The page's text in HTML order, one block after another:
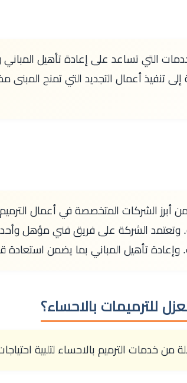
التي تساعد على إعادة تأهيل
إلى تنفيذ أعمال التجديد التي تمنح
أبرز الشركات المتخصصة في أعمال
وتعتمد الشركة على فريق فني مؤهل
وإعادة تأهيل المباني بما يضمن استعادة
للترميمات بالاحساء؟
خدمات الترميم بالاحساء لتلبية